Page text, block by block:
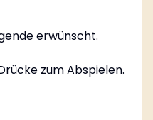
erwünscht.
zum Abspielen.